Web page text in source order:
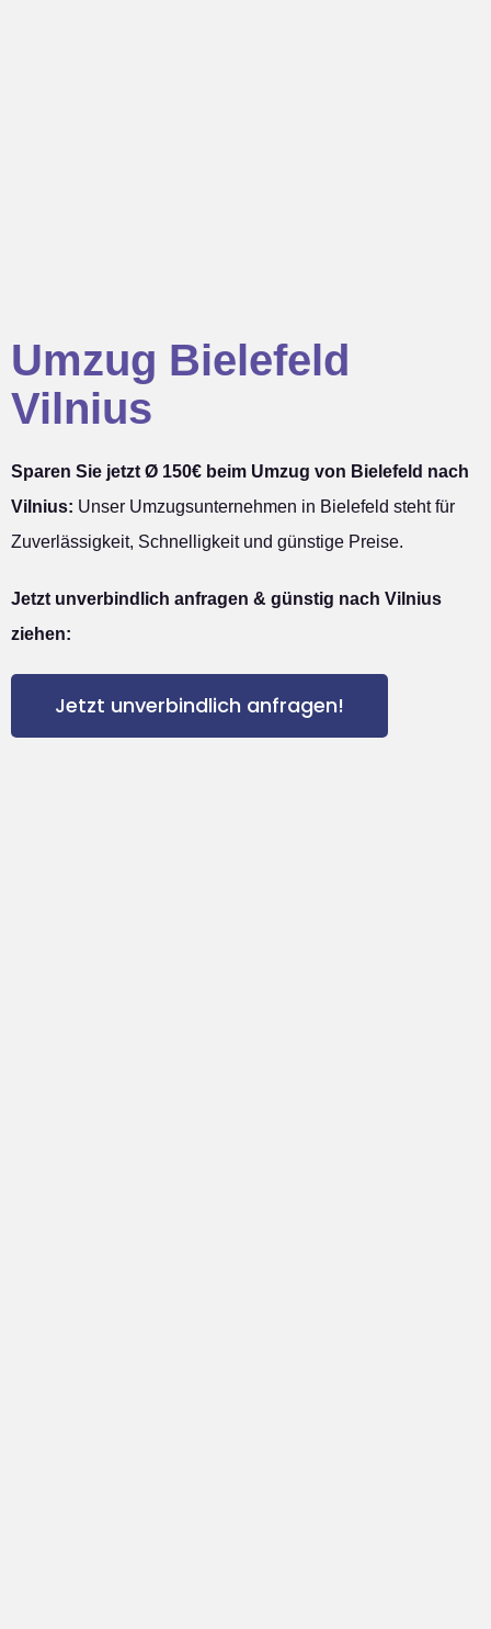
Umzug Bielefeld
Vilnius
Sparen Sie jetzt Ø 150€ beim Umzug von Bielefeld nach
Vilnius: Unser Umzugsunternehmen in Bielefeld steht für
Zuverlässigkeit, Schnelligkeit und günstige Preise.
Jetzt unverbindlich anfragen & günstig nach Vilnius
ziehen:
Jetzt unverbindlich anfragen!